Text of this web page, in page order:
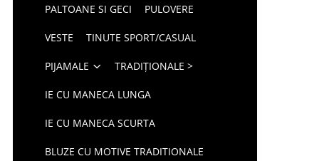
PALTOANE SI GECI PULOVERE
VESTE TINUTE SPORT/CASUAL
PIJAMALE TRADIȚIONALE >
IE CU MANECA LUNGA
IE CU MANECA SCURTA
BLUZE CU MOTIVE TRADITIONALE